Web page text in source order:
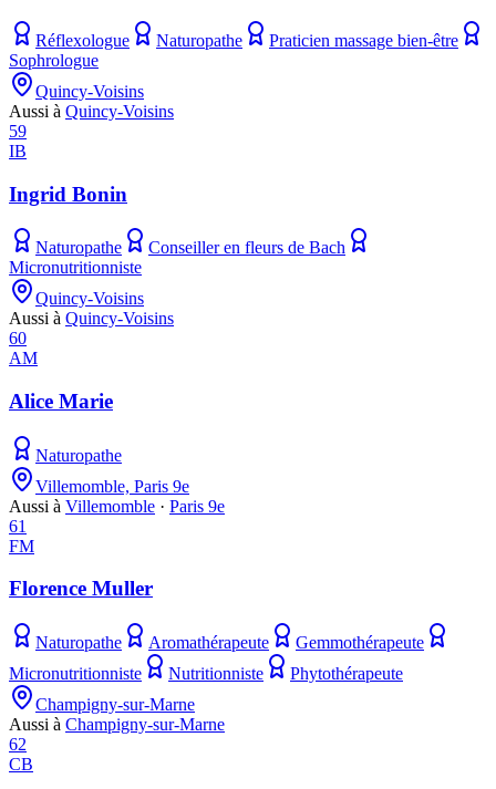
Réflexologue Naturopathe
Praticien massage bien-être
Sophrologue
Quincy-Voisins
Aussi à Quincy-Voisins
59
IB
Ingrid Bonin
Naturopathe
Conseiller en fleurs de Bach
Micronutritionniste
Quincy-Voisins
Aussi à Quincy-Voisins
60
AM
Alice Marie
Naturopathe
Villemomble, Paris 9e
Aussi à Villemomble · Paris 9e
61
FM
Florence Muller
Naturopathe Aromathérapeute
Gemmothérapeute
Micronutritionniste
Nutritionniste
Phytothérapeute
Champigny-sur-Marne
Aussi à Champigny-sur-Marne
62
CB